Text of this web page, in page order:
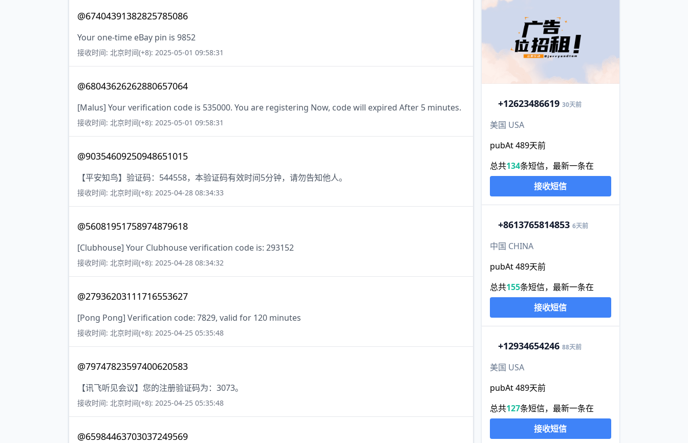
@67404391382825785086
Your one-time eBay pin is 9852
接收时间: 北京时间(+8): 2025-05-01 09:58:31
@68043626262880657064
[Malus] Your verification code is 535000. You are registering Now, code will expired After 5 minutes.
接收时间: 北京时间(+8): 2025-05-01 09:58:31
@90354609250948651015
【平安知鸟】验证码：544558，本验证码有效时间5分钟，请勿告知他人。
接收时间: 北京时间(+8): 2025-04-28 08:34:33
@56081951758974879618
[Clubhouse] Your Clubhouse verification code is: 293152
接收时间: 北京时间(+8): 2025-04-28 08:34:32
@27936203111716553627
[Pong Pong] Verification code: 7829, valid for 120 minutes
接收时间: 北京时间(+8): 2025-04-25 05:35:48
@79747823597400620583
【讯飞听见会议】您的注册验证码为：3073。
接收时间: 北京时间(+8): 2025-04-25 05:35:48
@65984463703037249569
+12623486619 30天前
美国 USA
pubAt 489天前
总共134条短信，最新一条在
接收短信
+8613765814853 6天前
中国 CHINA
pubAt 489天前
总共155条短信，最新一条在
接收短信
+12934654246 88天前
美国 USA
pubAt 489天前
总共127条短信，最新一条在
接收短信